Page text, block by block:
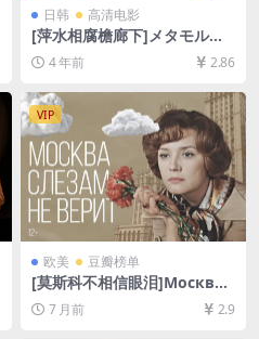
日韩 高清电影
[萍水相腐檐廊下]メタモルフ
ォーゼの縁側 (2022)[百度网
盘+迅雷云盘资源1080P超清
4 年前 2.86
VIP
欧美 豆瓣榜单
[莫斯科不相信眼泪]Москва с
лезам не верит (1980)[百
度网盘+夸克网盘1080P超清
未删减资源][网盘在线播放/下
7 月前 2.9